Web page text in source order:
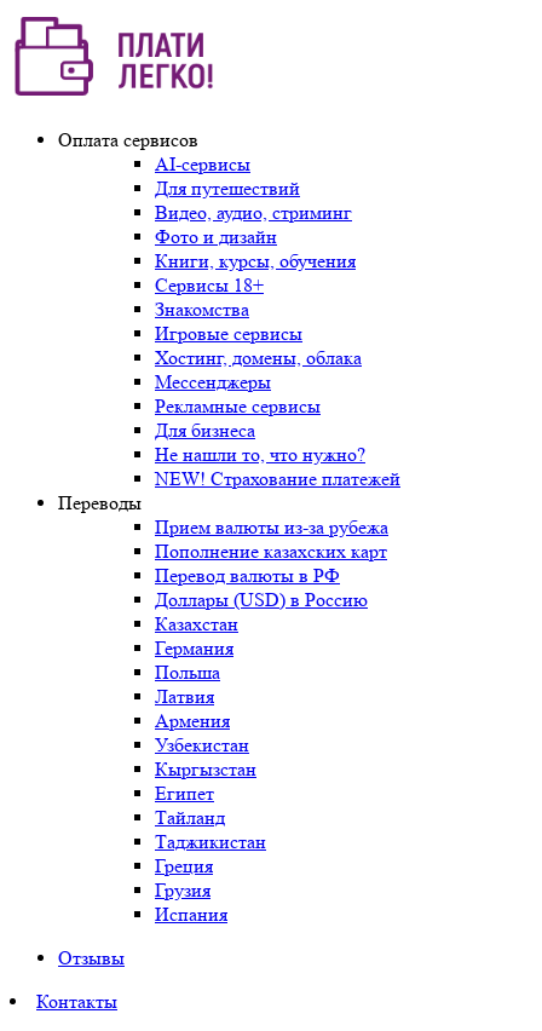
Оплата сервисов
AI-сервисы
Для путешествий
Видео, аудио, стриминг
Фото и дизайн
Книги, курсы, обучения
Сервисы 18+
Знакомства
Игровые сервисы
Хостинг, домены, облака
Мессенджеры
Рекламные сервисы
Для бизнеса
Не нашли то, что нужно?
NEW! Страхование платежей
Переводы
Прием валюты из-за рубежа
Пополнение казахских карт
Перевод валюты в РФ
Доллары (USD) в Россию
Казахстан
Германия
Польша
Латвия
Армения
Узбекистан
Кыргызстан
Египет
Тайланд
Таджикистан
Греция
Грузия
Испания
Отзывы
Контакты